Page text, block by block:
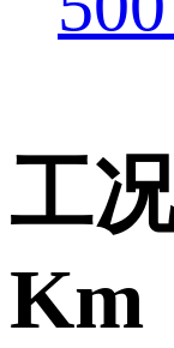
工
Km